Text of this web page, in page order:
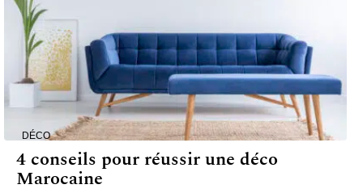
DÉCO
4 conseils pour réussir une déco
Marocaine